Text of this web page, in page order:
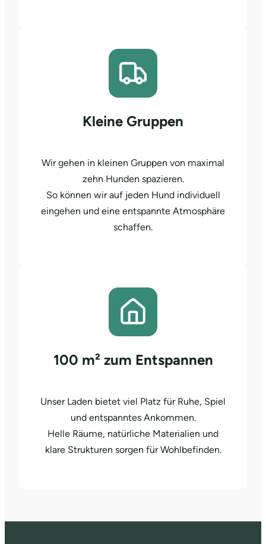
Kleine Gruppen
Wir gehen in kleinen Gruppen von maximal
zehn Hunden spazieren.
So können wir auf jeden Hund individuell
eingehen und eine entspannte Atmosphäre
schaffen.
100 m² zum Entspannen
Unser Laden bietet viel Platz für Ruhe, Spiel
und entspanntes Ankommen.
Helle Räume, natürliche Materialien und
klare Strukturen sorgen für Wohlbefinden.